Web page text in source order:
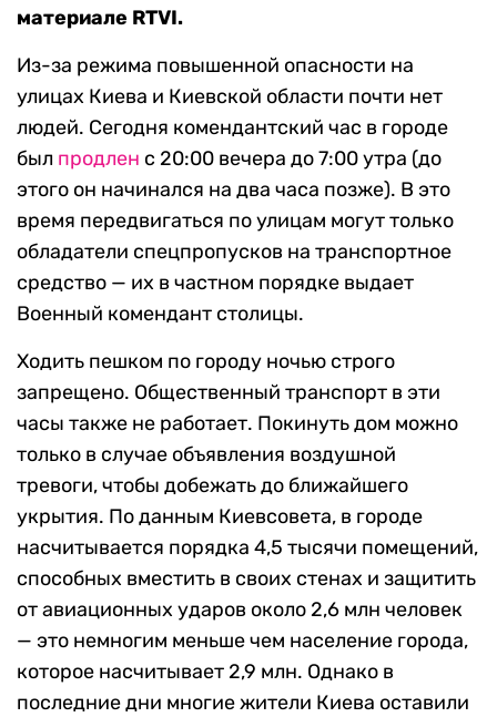
материале RTVI.
Из-за режима повышенной опасности на
улицах Киева и Киевской области почти нет
людей. Сегодня комендантский час в городе
был продлен с 20:00 вечера до 7:00 утра (до
этого он начинался на два часа позже). В это
время передвигаться по улицам могут только
обладатели спецпропусков на транспортное
средство — их в частном порядке выдает
Военный комендант столицы.
Ходить пешком по городу ночью строго
запрещено. Общественный транспорт в эти
часы также не работает. Покинуть дом можно
только в случае объявления воздушной
тревоги, чтобы добежать до ближайшего
укрытия. По данным Киевсовета, в городе
насчитывается порядка 4,5 тысячи помещений,
способных вместить в своих стенах и защитить
от авиационных ударов около 2,6 млн человек
— это немногим меньше чем население города,
которое насчитывает 2,9 млн. Однако в
последние дни многие жители Киева оставили